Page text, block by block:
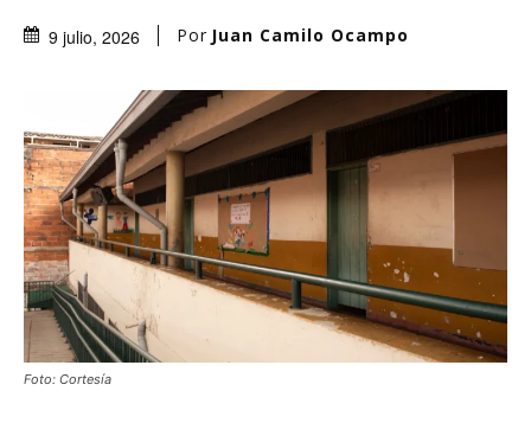
9 julio, 2026 Por Juan Camilo Ocampo
Foto: Cortesía